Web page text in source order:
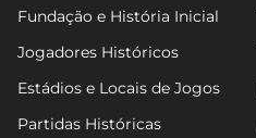
Fundação e História Inicial
Jogadores Históricos
Estádios e Locais de Jogos
Partidas Históricas